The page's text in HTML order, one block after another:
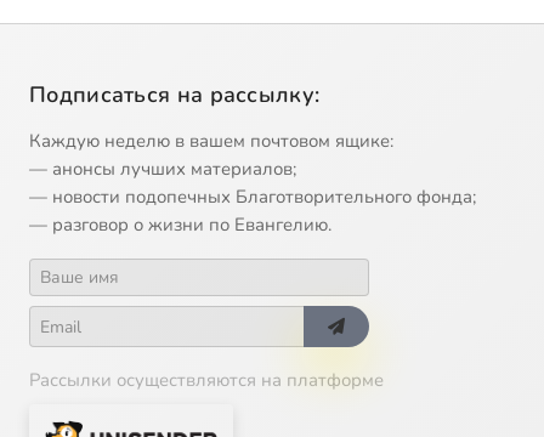
Подписаться на рассылку:
Каждую неделю в вашем почтовом ящике:
— анонсы лучших материалов;
— новости подопечных Благотворительного фонда;
— разговор о жизни по Евангелию.
Рассылки осуществляются на платформе